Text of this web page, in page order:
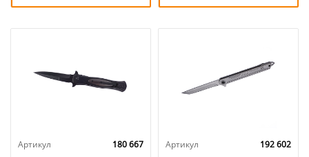
Артикул
180 667
Артикул
192 602